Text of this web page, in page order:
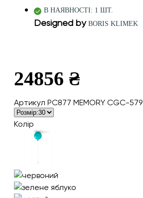
В НАЯВНОСТІ: 1 ШТ.
Designed by BORIS KLIMEK
24856 ₴
Артикул PC877 MEMORY CGC-579
Колір